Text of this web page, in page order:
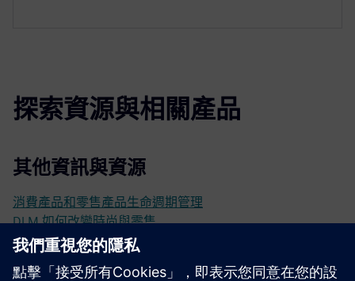
探索資源與相關產品
其他資訊與資源
消費產品和零售產品生命週期管理
DLM 如何改變時尚與零售
透過 Mendix 和 CLEVR 推動零售數位轉型